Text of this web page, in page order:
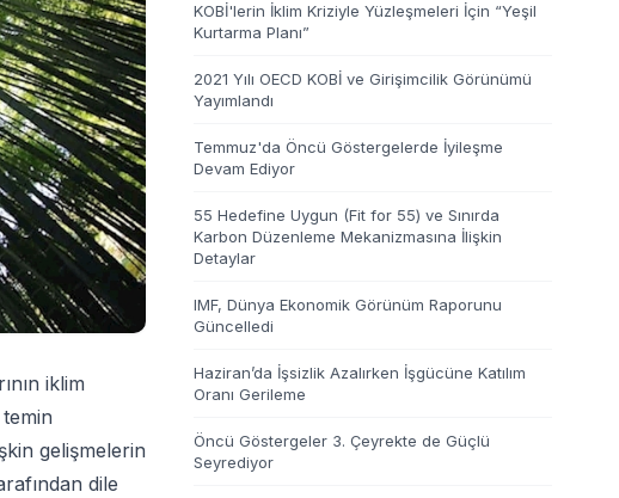
iklim
gelişmelerin
dile
KOBİ'lerin İklim Kriziyle Yüzleşmeleri İçin “Yeşil
Kurtarma Planı”
2021 Yılı OECD KOBİ ve Girişimcilik Görünümü
Yayımlandı
Temmuz'da Öncü Göstergelerde İyileşme
Devam Ediyor
55 Hedefine Uygun (Fit for 55) ve Sınırda
Karbon Düzenleme Mekanizmasına İlişkin
Detaylar
IMF, Dünya Ekonomik Görünüm Raporunu
Güncelledi
Haziran’da İşsizlik Azalırken İşgücüne Katılım
Oranı Gerileme
Öncü Göstergeler 3. Çeyrekte de Güçlü
Seyrediyor